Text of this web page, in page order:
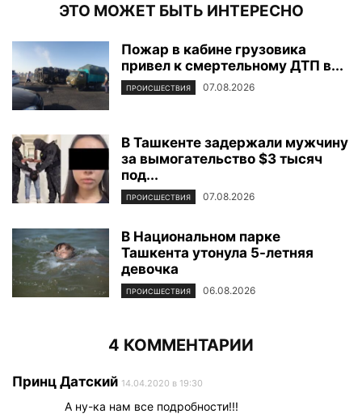
ЭТО МОЖЕТ БЫТЬ ИНТЕРЕСНО
Пожар в кабине грузовика
привел к смертельному ДТП в...
ПРОИСШЕСТВИЯ 07.08.2026
В Ташкенте задержали мужчину
за вымогательство $3 тысяч
под...
ПРОИСШЕСТВИЯ 07.08.2026
В Национальном парке
Ташкента утонула 5-летняя
девочка
ПРОИСШЕСТВИЯ 06.08.2026
4 КОММЕНТАРИИ
Принц Датский 14.04.2020 в 19:30
А ну-ка нам все подробности!!!